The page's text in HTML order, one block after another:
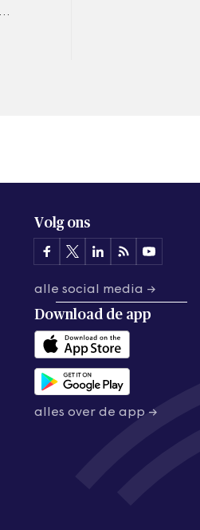
Volg ons
alle social media →
Download de app
alles over de app →